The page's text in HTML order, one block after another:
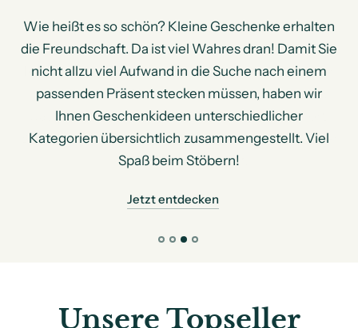
Wie heißt es so schön? Kleine Geschenke erhalten
die Freundschaft. Da ist viel Wahres dran! Damit Sie
nicht allzu viel Aufwand in die Suche nach einem
passenden Präsent stecken müssen, haben wir
Ihnen Geschenkideen unterschiedlicher
Kategorien übersichtlich zusammengestellt. Viel
Spaß beim Stöbern!
Jetzt entdecken
Unsere Topseller